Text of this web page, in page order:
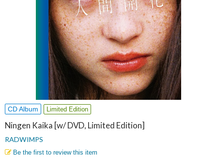
CD Album Limited Edition
Ningen Kaika [w/ DVD, Limited Edition]
RADWIMPS
Be the first to review this item